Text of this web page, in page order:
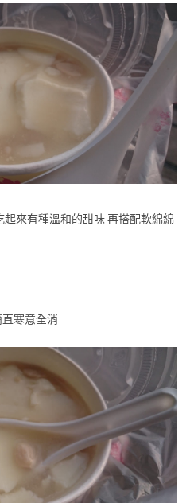
來有種溫和的甜味 再搭配軟綿綿
寒意全消